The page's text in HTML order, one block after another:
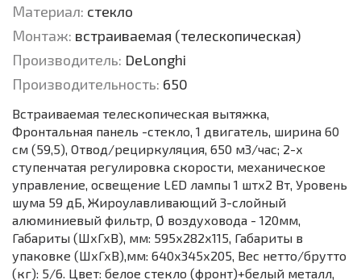
Материал: стекло
Монтаж: встраиваемая (телескопическая)
Производитель: DeLonghi
Производительность: 650
Встраиваемая телескопическая вытяжка,
Фронтальная панель -стекло, 1 двигатель, ширина 60
см (59,5), Отвод/рециркуляция, 650 м3/час; 2-х
ступенчатая регулировка скорости, механическое
управление, освещение LED лампы 1 штх2 Вт, Уровень
шума 59 дБ, Жироулавливающий 3-слойный
алюминиевый фильтр, Ø воздуховода - 120мм,
Габариты (ШхГхВ), мм: 595х282х115, Габариты в
упаковке (ШхГхВ),мм: 640х345х205, Вес нетто/брутто
(кг): 5/6. Цвет: белое стекло (фронт)+белый металл,